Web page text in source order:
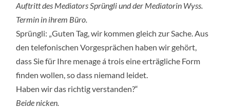
Auftritt des Mediators Sprüngli und der Mediatorin Wyss.
Termin in ihrem Büro.
Sprüngli: „Guten Tag, wir kommen gleich zur Sache. Aus
den telefonischen Vorgesprächen haben wir gehört,
dass Sie für Ihre menage á trois eine erträgliche Form
finden wollen, so dass niemand leidet.
Haben wir das richtig verstanden?“
Beide nicken.